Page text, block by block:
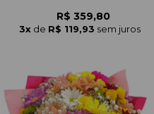
R$ 359,80
3x de R$ 119,93 sem juros